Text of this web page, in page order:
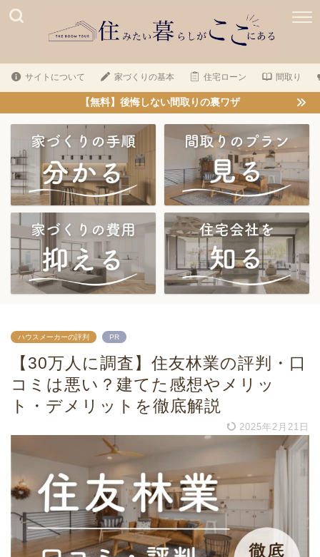
サイトについて 家づくりの基本 住宅ローン 間取り
【無料】後悔しない間取りの裏ワザ
ハウスメーカーの評判 PR
【30万人に調査】住友林業の評判・口
コミは悪い？建てた感想やメリッ
ト・デメリットを徹底解説
2025年2月21日